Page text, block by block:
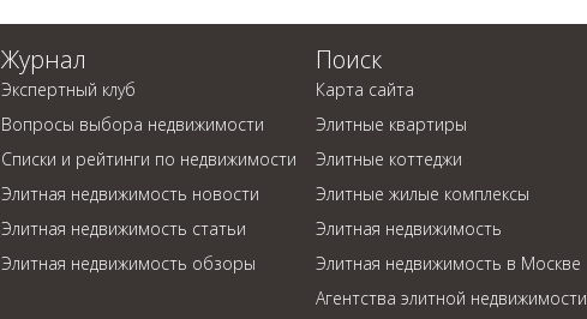
Журнал
Экспертный клуб
Вопросы выбора недвижимости
Списки и рейтинги по недвижимости
Элитная недвижимость новости
Элитная недвижимость статьи
Элитная недвижимость обзоры
Поиск
Карта сайта
Элитные квартиры
Элитные коттеджи
Элитные жилые комплексы
Элитная недвижимость
Элитная недвижимость в Москве
Агентства элитной недвижимости